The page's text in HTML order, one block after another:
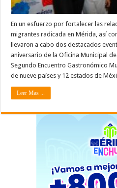
En un esfuerzo por fortalecer las
migrantes radicada en Mérida, así
llevaron a cabo dos destacados
aniversario de la Oficina Municipal
Segundo Encuentro Gastronómico
de nueve países y 12 estados de
Leer Mas ...